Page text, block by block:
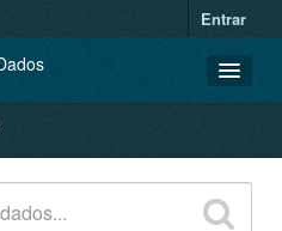
Entrar